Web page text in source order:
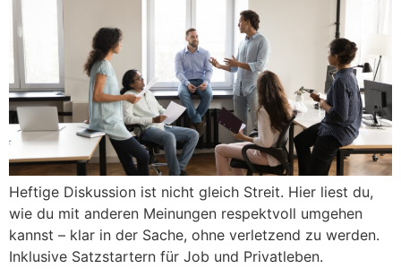
Heftige Diskussion ist nicht gleich Streit. Hier liest du,
wie du mit anderen Meinungen respektvoll umgehen
kannst – klar in der Sache, ohne verletzend zu werden.
Inklusive Satzstartern für Job und Privatleben.